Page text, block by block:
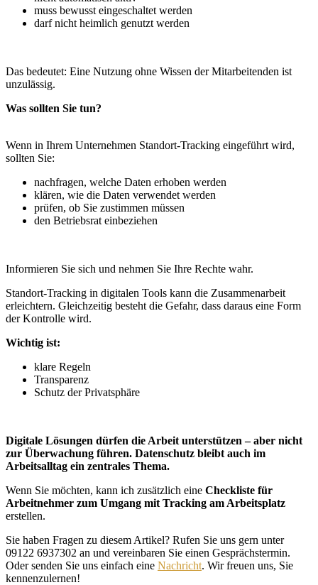
muss bewusst eingeschaltet werden
darf nicht heimlich genutzt werden
Das bedeutet: Eine Nutzung ohne Wissen der Mitarbeitenden ist
unzulässig.
Was sollten Sie tun?
Wenn in Ihrem Unternehmen Standort-Tracking eingeführt wird,
sollten Sie:
nachfragen, welche Daten erhoben werden
klären, wie die Daten verwendet werden
prüfen, ob Sie zustimmen müssen
den Betriebsrat einbeziehen
Informieren Sie sich und nehmen Sie Ihre Rechte wahr.
Standort-Tracking in digitalen Tools kann die Zusammenarbeit
erleichtern. Gleichzeitig besteht die Gefahr, dass daraus eine Form
der Kontrolle wird.
Wichtig ist:
klare Regeln
Transparenz
Schutz der Privatsphäre
Digitale Lösungen dürfen die Arbeit unterstützen – aber nicht
zur Überwachung führen. Datenschutz bleibt auch im
Arbeitsalltag ein zentrales Thema.
Wenn Sie möchten, kann ich zusätzlich eine Checkliste für
Arbeitnehmer zum Umgang mit Tracking am Arbeitsplatz
erstellen.
Sie haben Fragen zu diesem Artikel? Rufen Sie uns gern unter
09122 6937302 an und vereinbaren Sie einen Gesprächstermin.
Oder senden Sie uns einfach eine Nachricht. Wir freuen uns, Sie
kennenzulernen!